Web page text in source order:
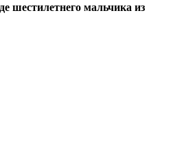
шестилетнего мальчика из